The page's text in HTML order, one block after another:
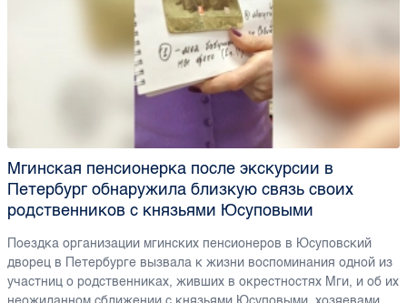
Мгинская пенсионерка после экскурсии в
Петербург обнаружила близкую связь своих
родственников с князьями Юсуповыми
Поездка организации мгинских пенсионеров в Юсуповский
дворец в Петербурге вызвала к жизни воспоминания одной из
участниц о родственниках, живших в окрестностях Мги, и об их